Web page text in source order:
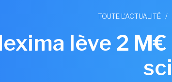
TOUTE L'ACTUALITÉ /
lève 2